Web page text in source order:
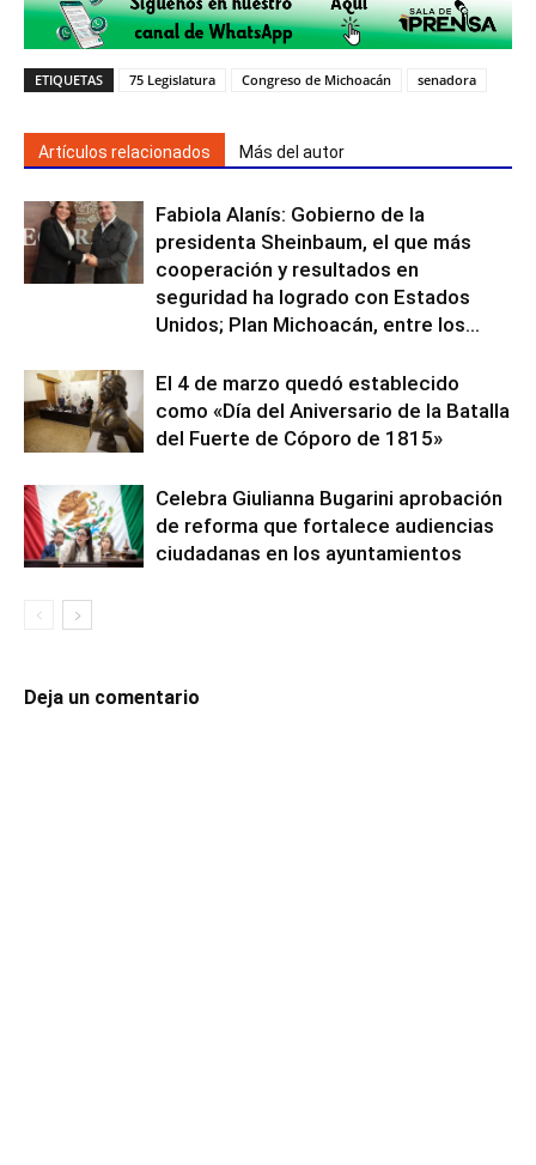
ETIQUETAS 75 Legislatura Congreso de Michoacán senadora
Artículos relacionados Más del autor
Fabiola Alanís: Gobierno de la
presidenta Sheinbaum, el que más
cooperación y resultados en
seguridad ha logrado con Estados
Unidos; Plan Michoacán, entre los...
El 4 de marzo quedó establecido
como «Día del Aniversario de la Batalla
del Fuerte de Cóporo de 1815»
Celebra Giulianna Bugarini aprobación
de reforma que fortalece audiencias
ciudadanas en los ayuntamientos
Deja un comentario